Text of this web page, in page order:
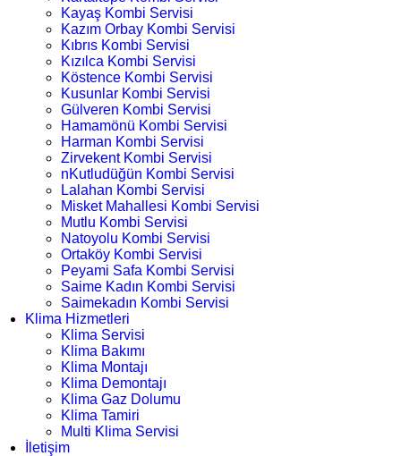
Kayaş Kombi Servisi
Kazım Orbay Kombi Servisi
Kıbrıs Kombi Servisi
Kızılca Kombi Servisi
Köstence Kombi Servisi
Kusunlar Kombi Servisi
Gülveren Kombi Servisi
Hamamönü Kombi Servisi
Harman Kombi Servisi
Zirvekent Kombi Servisi
nKutludüğün Kombi Servisi
Lalahan Kombi Servisi
Misket Mahallesi Kombi Servisi
Mutlu Kombi Servisi
Natoyolu Kombi Servisi
Ortaköy Kombi Servisi
Peyami Safa Kombi Servisi
Saime Kadın Kombi Servisi
Saimekadın Kombi Servisi
Klima Hizmetleri
Klima Servisi
Klima Bakımı
Klima Montajı
Klima Demontajı
Klima Gaz Dolumu
Klima Tamiri
Multi Klima Servisi
İletişim